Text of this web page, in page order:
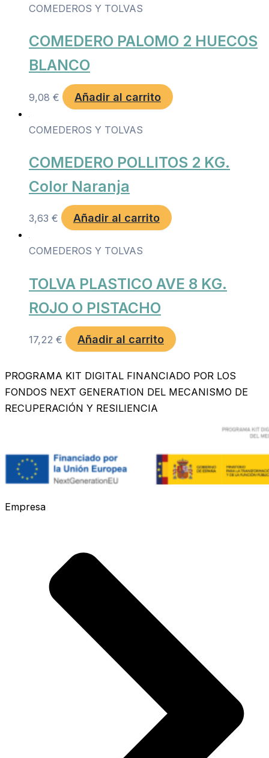
COMEDEROS Y TOLVAS
COMEDERO PALOMO 2 HUECOS
BLANCO
9,08 € Añadir al carrito
COMEDEROS Y TOLVAS
COMEDERO POLLITOS 2 KG.
Color Naranja
3,63 € Añadir al carrito
COMEDEROS Y TOLVAS
TOLVA PLASTICO AVE 8 KG.
ROJO O PISTACHO
17,22 € Añadir al carrito
PROGRAMA KIT DIGITAL FINANCIADO POR LOS
FONDOS NEXT GENERATION DEL MECANISMO DE
RECUPERACIÓN Y RESILIENCIA
Empresa